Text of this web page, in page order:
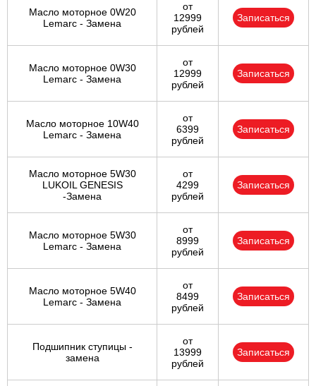
Масло моторное 0W20
Lemarc - Замена
от
12999
рублей
Записаться
Масло моторное 0W30
Lemarc - Замена
от
12999
рублей
Записаться
Масло моторное 10W40
Lemarc - Замена
от
6399
рублей
Записаться
Масло моторное 5W30
LUKOIL GENESIS
-Замена
от
4299
рублей
Записаться
Масло моторное 5W30
Lemarc - Замена
от
8999
рублей
Записаться
Масло моторное 5W40
Lemarc - Замена
от
8499
рублей
Записаться
Подшипник ступицы -
замена
от
13999
рублей
Записаться